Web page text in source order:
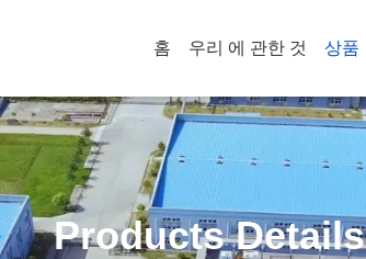
홈 우리 에 관한 것 상품
Products Details